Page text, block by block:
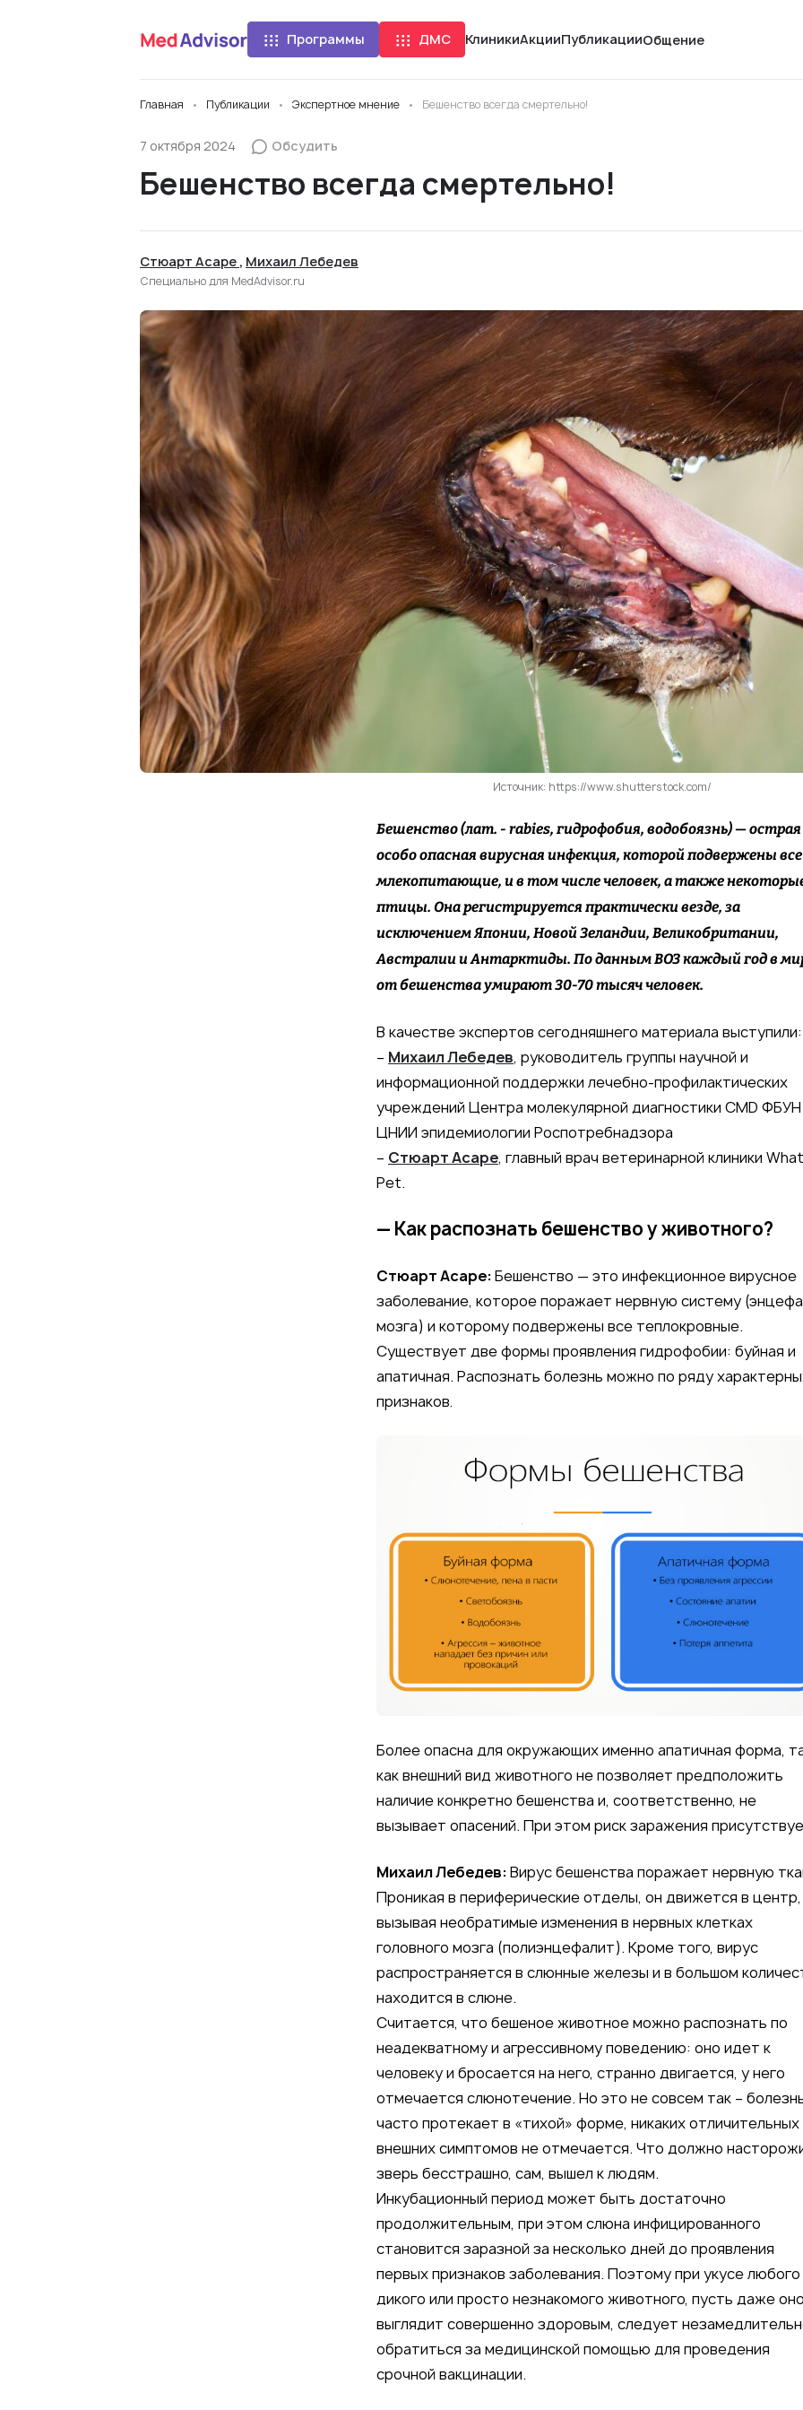
Программы ДМС КлиникиАкцииПубликацииОбщение
Главная Публикации Экспертное мнение Бешенство всегда смертельно!
7 октября 2024 Обсудить
Бешенство всегда смертельно!
Стюарт Асаре , Михаил Лебедев
Специально для MedAdvisor.ru
Источник: https://www.shutterstock.com/
Бешенство (лат. - rabies, гидрофобия, водобоязнь) — острая
особо опасная вирусная инфекция, которой подвержены все
млекопитающие, и в том числе человек, а также
птицы. Она регистрируется практически везде, за
исключением Японии, Новой Зеландии, Великобритании,
Австралии и Антарктиды. По данным ВОЗ каждый год в
от бешенства умирают 30-70 тысяч человек.
В качестве экспертов сегодняшнего материала выступили:
– Михаил Лебедев, руководитель группы научной и
информационной поддержки лечебно-профилактических
учреждений Центра молекулярной диагностики CMD ФБУН
ЦНИИ эпидемиологии Роспотребнадзора
– Стюарт Асаре, главный врач ветеринарной клиники
Pet.
— Как распознать бешенство у животного?
Стюарт Асаре:Бешенство — это инфекционное вирусное
заболевание, которое поражает нервную систему
мозга) и которому подвержены все теплокровные.
Существует две формы проявления гидрофобии: буйная и
апатичная. Распознать болезнь можно по ряду
признаков.
Более опасна для окружающих именно апатичная форма,
как внешний вид животного не позволяет предположить
наличие конкретно бешенства и, соответственно, не
вызывает опасений. При этом риск заражения
Михаил Лебедев:Вирус бешенства поражает нервную
Проникая в периферические отделы, он движется в центр,
вызывая необратимые изменения в нервных клетках
головного мозга (полиэнцефалит). Кроме того, вирус
распространяется в слюнные железы и в большом
находится в слюне.
Считается, что бешеное животное можно распознать по
неадекватному и агрессивному поведению: оно идет к
человеку и бросается на него, странно двигается, у него
отмечается слюнотечение. Но это не совсем так –
часто протекает в «тихой» форме, никаких отличительных
внешних симптомов не отмечается. Что должно
зверь бесстрашно, сам, вышел к людям.
Инкубационный период может быть достаточно
продолжительным, при этом слюна инфицированного
становится заразной за несколько дней до проявления
первых признаков заболевания. Поэтому при укусе любого
дикого или просто незнакомого животного, пусть даже оно
выглядит совершенно здоровым, следует
обратиться за медицинской помощью для проведения
срочной вакцинации.